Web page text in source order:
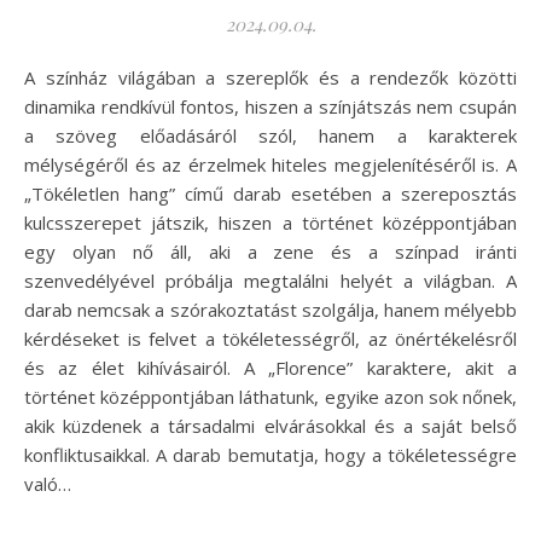
2024.09.04.
A színház világában a szereplők és a rendezők közötti
dinamika rendkívül fontos, hiszen a színjátszás nem csupán
a szöveg előadásáról szól, hanem a karakterek
mélységéről és az érzelmek hiteles megjelenítéséről is. A
„Tökéletlen hang” című darab esetében a szereposztás
kulcsszerepet játszik, hiszen a történet középpontjában
egy olyan nő áll, aki a zene és a színpad iránti
szenvedélyével próbálja megtalálni helyét a világban. A
darab nemcsak a szórakoztatást szolgálja, hanem mélyebb
kérdéseket is felvet a tökéletességről, az önértékelésről
és az élet kihívásairól. A „Florence” karaktere, akit a
történet középpontjában láthatunk, egyike azon sok nőnek,
akik küzdenek a társadalmi elvárásokkal és a saját belső
konfliktusaikkal. A darab bemutatja, hogy a tökéletességre
való…